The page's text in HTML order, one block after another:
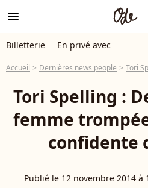
menu
Billetterie En privé avec
Accueil Dernières news people Tori
Tori Spelling :
femme
confidente
Publié le 12 novembre 2014 à